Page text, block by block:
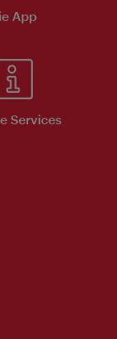
App
Services